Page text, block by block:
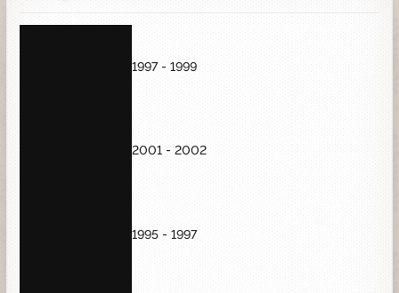
1997 - 1999
2001 - 2002
1995 - 1997